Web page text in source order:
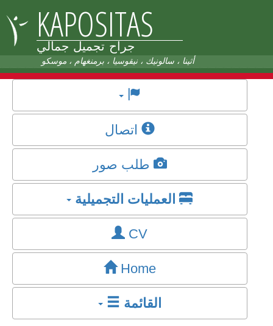
KAPOSITAS
جراح تجميل جمالي
أثينا ، سالونيك ، نيقوسيا ، برمنغهام ، موسكو
اتصال
طلب صور
العمليات التجميلية
CV
Home
القائمة